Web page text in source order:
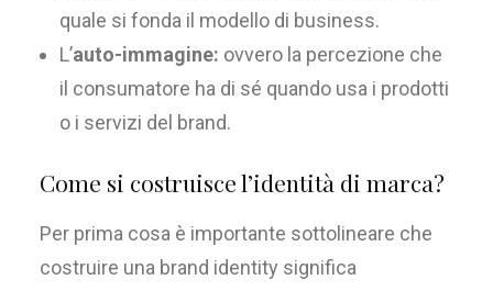
quale si fonda il modello di business.
L’auto-immagine: ovvero la percezione che
il consumatore ha di sé quando usa i prodotti
o i servizi del brand.
Come si costruisce l’identità di marca?
Per prima cosa è importante sottolineare che
costruire una brand identity significa